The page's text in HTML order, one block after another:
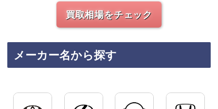
買取相場をチェック
メーカー名から探す